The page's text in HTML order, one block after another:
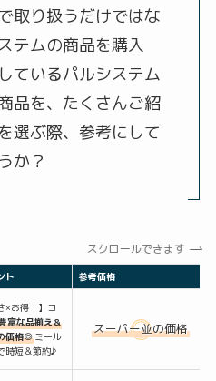
取り扱うだけではな
テムの商品を購入
ているパルシステム
品を、たくさんご紹
選ぶ際、参考にして
か？
スクロールできます
ト 参考価格
×お得！】コ
富な品揃え＆
価格◎ ミール
時短＆節約♪
スーパー並の価格